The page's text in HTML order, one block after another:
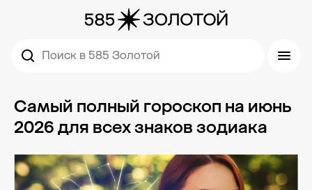
Поиск в 585 Золотой
Самый полный гороскоп на июнь
2026 для всех знаков зодиака